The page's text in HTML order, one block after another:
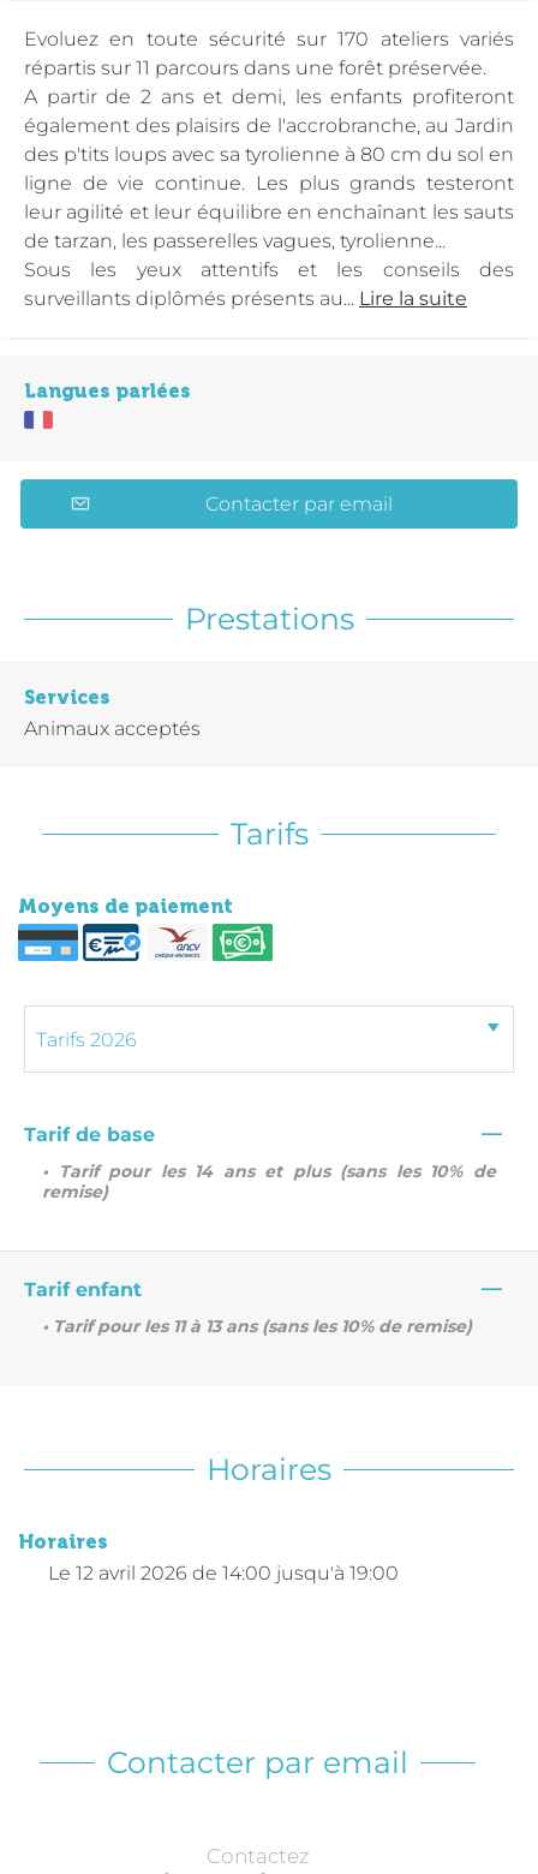
Evoluez en toute sécurité sur 170 ateliers variés
répartis sur 11 parcours dans une forêt préservée.
A partir de 2 ans et demi, les enfants profiteront
également des plaisirs de l'accrobranche, au Jardin
des p'tits loups avec sa tyrolienne à 80 cm du sol en
ligne de vie continue. Les plus grands testeront
leur agilité et leur équilibre en enchaînant les sauts
de tarzan, les passerelles vagues, tyrolienne...
Sous les yeux attentifs et les conseils des
surveillants diplômés présents au... Lire la suite
Langues parlées
Contacter par email
Prestations
Services
Animaux acceptés
Tarifs
Moyens de paiement
Tarif de base —
• Tarif pour les 14 ans et plus (sans les 10% de
remise)
Tarif enfant —
• Tarif pour les 11 à 13 ans (sans les 10% de remise)
Horaires
Horaires
Le 12 avril 2026 de 14:00 jusqu'à 19:00
Contacter par email
Contactez